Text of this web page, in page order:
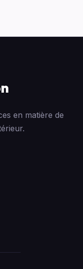
en matière de